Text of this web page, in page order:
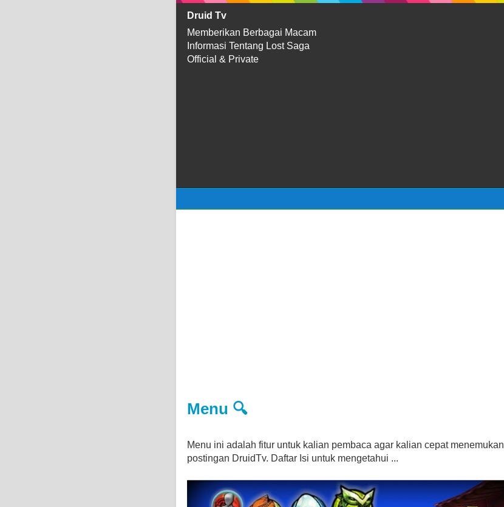
Druid Tv
Memberikan Berbagai Macam
Informasi Tentang Lost Saga
Official & Private
Menu 🔍
Menu ini adalah fitur untuk kalian pembaca agar kalian cepat menemukan
postingan DruidTv. Daftar Isi untuk mengetahui ...